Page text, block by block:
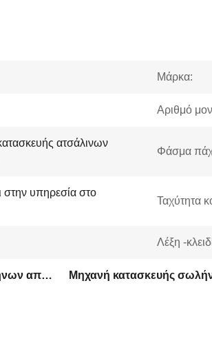
Μάρκα:
Αριθμό
ατσάλινων
Φάσμα
στην υπηρεσία στο
Ταχύτητα
Λέξη -
Μηχανή κατασκευής σωλήνων από μέταλλο